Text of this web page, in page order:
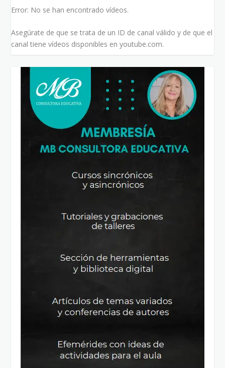
Error: No se han encontrado vídeos.
Asegúrate de que se trata de un ID de canal válido y de que el
canal tiene vídeos disponibles en youtube.com.